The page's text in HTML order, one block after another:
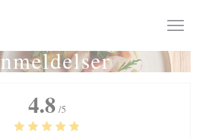
4.8 /5